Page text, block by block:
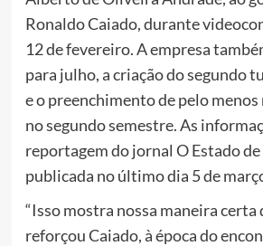
Ronaldo Caiado, durante
12 de fevereiro. A empresa
para julho, a criação do segundo
e o preenchimento de pelo menos
no segundo semestre. As
reportagem do jornal O Estado de
publicada no último dia 5 de
“Isso mostra nossa maneira certa
reforçou Caiado, à época do